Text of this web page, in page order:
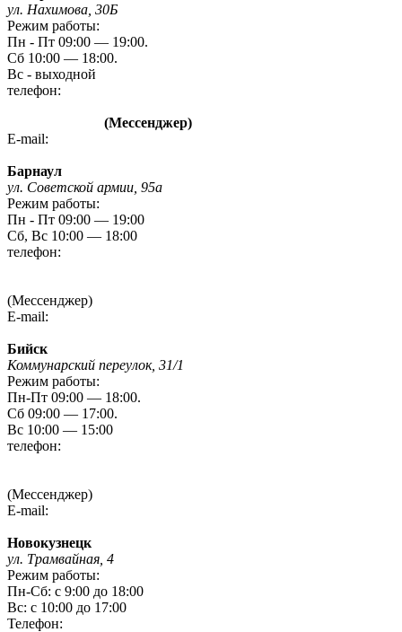
ул. Нахимова, 30Б
Режим работы:
Пн - Пт 09:00 — 19:00.
Сб 10:00 — 18:00.
Вс - выходной
телефон:
(Мессенджер)
E-mail:
Барнаул
ул. Советской армии, 95а
Режим работы:
Пн - Пт 09:00 — 19:00
Сб, Вс 10:00 — 18:00
телефон:
(Мессенджер)
E-mail:
Бийск
Коммунарский переулок, 31/1
Режим работы:
Пн-Пт 09:00 — 18:00.
Сб 09:00 — 17:00.
Вс 10:00 — 15:00
телефон:
(Мессенджер)
E-mail:
Новокузнецк
ул. Трамвайная, 4
Режим работы:
Пн-Сб: с 9:00 до 18:00
Вс: с 10:00 до 17:00
Телефон: